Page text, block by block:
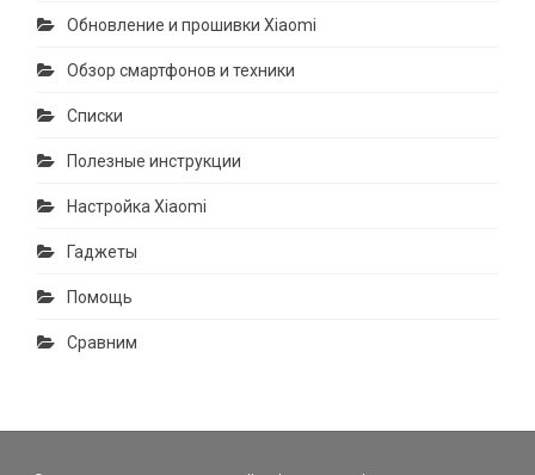
Обновление и прошивки Xiaomi
Обзор смартфонов и техники
Списки
Полезные инструкции
Настройка Xiaomi
Гаджеты
Помощь
Сравним